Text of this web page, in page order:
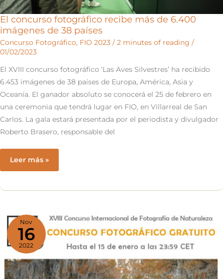
de
FIO
El concurso fotográfico recibe más de 6.400
imágenes de 38 países
Concurso Fotográfico, FIO 2023 / 2 minutes of reading /
01/02/2023
El XVIII concurso fotográfico ‘Las Aves Silvestres’ ha recibido
6.453 imágenes de 38 países de Europa, América, Asia y
Oceanía. El ganador absoluto se conocerá el 25 de febrero en
una ceremonia que tendrá lugar en FIO, en Villarreal de San
Carlos. La gala estará presentada por el periodista y divulgador
Roberto Brasero, responsable del
El
concurso
de
6.400
imágenes
de
38
Leer más »
Nov
16
2022